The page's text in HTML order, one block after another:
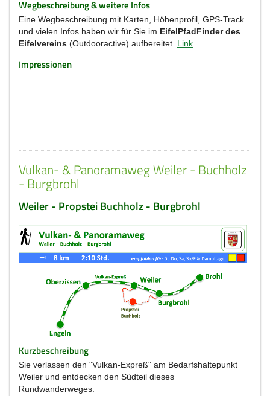
Wegbeschreibung & weitere Infos
Eine Wegbeschreibung mit Karten, Höhenprofil, GPS-Track
und vielen Infos haben wir für Sie im EifelPfadFinder des
Eifelvereins (Outdooractive) aufbereitet. Link
Impressionen
Vulkan- & Panoramaweg Weiler - Buchholz
- Burgbrohl
Weiler - Propstei Buchholz - Burgbrohl
Kurzbeschreibung
Sie verlassen den "Vulkan-Expreß" am Bedarfshaltepunkt
Weiler und entdecken den Südteil dieses
Rundwanderweges.